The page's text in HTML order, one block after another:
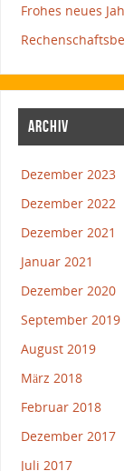
Frohes neues
ARCHIV
Dezember 2023
Dezember 2022
Dezember 2021
Januar 2021
Dezember 2020
September 2019
August 2019
März 2018
Februar 2018
Dezember 2017
Juli 2017